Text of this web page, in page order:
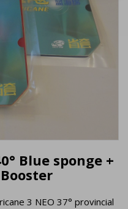
Blue sponge +
3 NEO 37° provincial